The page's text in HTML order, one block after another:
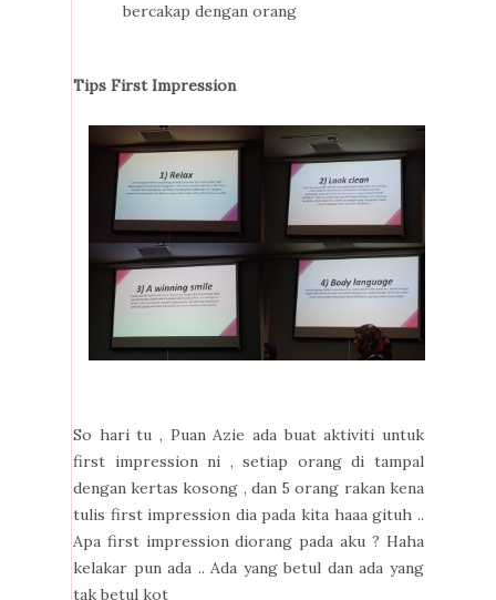
bercakap dengan orang
Tips First Impression
So hari tu , Puan Azie ada buat aktiviti untuk
first impression ni , setiap orang di tampal
dengan kertas kosong , dan 5 orang rakan kena
tulis first impression dia pada kita haaa gituh ..
Apa first impression diorang pada aku ? Haha
kelakar pun ada .. Ada yang betul dan ada yang
tak betul kot